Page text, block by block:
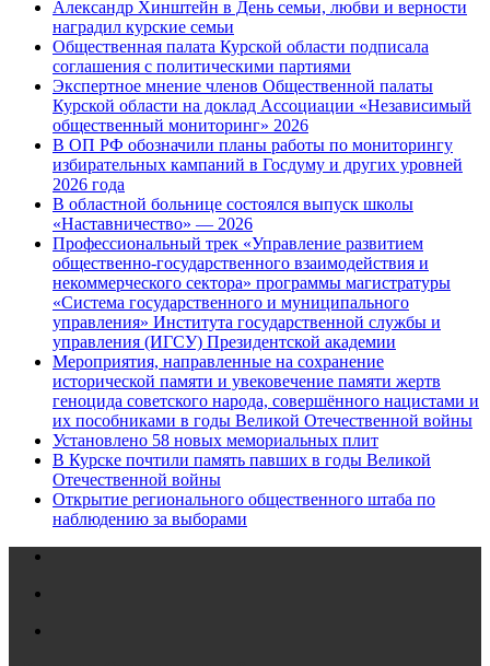
Александр Хинштейн в День семьи, любви и верности
наградил курские семьи
Общественная палата Курской области подписала
соглашения с политическими партиями
Экспертное мнение членов Общественной палаты
Курской области на доклад Ассоциации «Независимый
общественный мониторинг» 2026
В ОП РФ обозначили планы работы по мониторингу
избирательных кампаний в Госдуму и других уровней
2026 года
В областной больнице состоялся выпуск школы
«Наставничество» — 2026
Профессиональный трек «Управление развитием
общественно-государственного взаимодействия и
некоммерческого сектора» программы магистратуры
«Система государственного и муниципального
управления» Института государственной службы и
управления (ИГСУ) Президентской академии
Мероприятия, направленные на сохранение
исторической памяти и увековечение памяти жертв
геноцида советского народа, совершённого нацистами и
их пособниками в годы Великой Отечественной войны
Установлено 58 новых мемориальных плит
В Курске почтили память павших в годы Великой
Отечественной войны
Открытие регионального общественного штаба по
наблюдению за выборами